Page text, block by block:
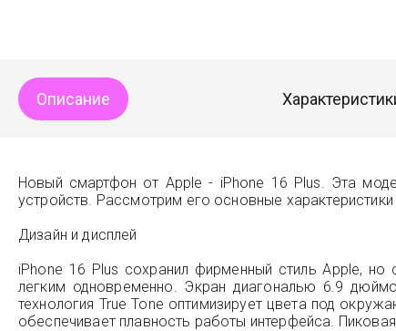
Описание
Новый смартфон от Apple - iPhone 16 Plus. Эта
устройств. Рассмотрим его основные
Дизайн и дисплей
iPhone 16 Plus сохранил фирменный стиль Apple,
легким одновременно. Экран диагональю 6.9
технология True Tone оптимизирует цвета под
обеспечивает плавность работы интерфейса.